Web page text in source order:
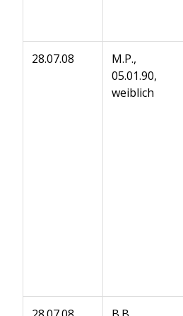
28.07.08
M.P.,
05.01.90,
weiblich